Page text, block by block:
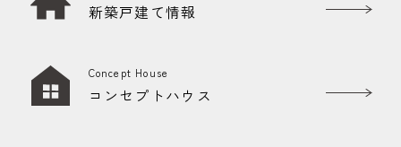
新築戸建て情報
Concept House
コンセプトハウス